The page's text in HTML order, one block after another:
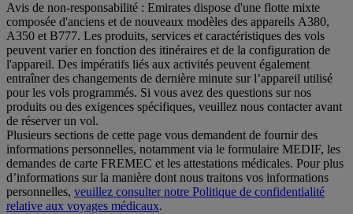
Avis de non-responsabilité : Emirates dispose d'une flotte mixte
composée d'anciens et de nouveaux modèles des appareils A380,
A350 et B777. Les produits, services et caractéristiques des vols
peuvent varier en fonction des itinéraires et de la configuration de
l'appareil. Des impératifs liés aux activités peuvent également
entraîner des changements de dernière minute sur l’appareil utilisé
pour les vols programmés. Si vous avez des questions sur nos
produits ou des exigences spécifiques, veuillez nous contacter avant
de réserver un vol.
Plusieurs sections de cette page vous demandent de fournir des
informations personnelles, notamment via le formulaire MEDIF, les
demandes de carte FREMEC et les attestations médicales. Pour plus
d’informations sur la manière dont nous traitons vos informations
personnelles, veuillez consulter notre Politique de confidentialité
relative aux voyages médicaux.